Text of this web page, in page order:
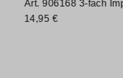
Art. 906168 3-fach
14,95 €